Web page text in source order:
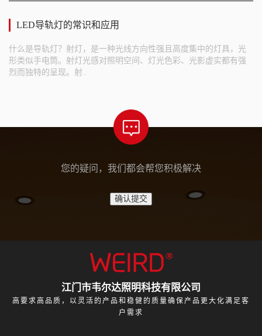
LED导轨灯的常识和应用
什么是导轨灯？射灯，是一种光线方向性强且高度集中的灯具，光
形类似手电筒。射灯光感对照明空间、灯光色彩、光影虚实都有强
烈而独特的呈现。射..
您的疑问，我们都会帮您积极解决
江门市韦尔达照明科技有限公司
高要求高品质，以灵活的产品和稳健的质量确保产品更大化满足客
户需求